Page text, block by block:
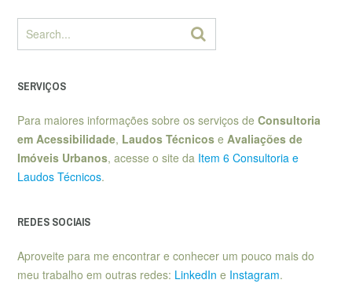
SERVIÇOS
Para maiores informações sobre os serviços de Consultoria
em Acessibilidade, Laudos Técnicos e Avaliações de
Imóveis Urbanos, acesse o site da Item 6 Consultoria e
Laudos Técnicos.
REDES SOCIAIS
Aproveite para me encontrar e conhecer um pouco mais do
meu trabalho em outras redes: LinkedIn e Instagram.